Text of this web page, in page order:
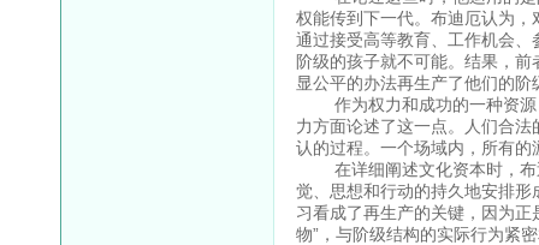
权能传到下一代。布迪厄认为
通过接受高等教育、工作机会
阶级的孩子就不可能。结果，
显公平的办法再生产了他们的阶
作为权力和成功的一种资源
力方面论述了这一点。人们合
认的过程。一个场域内，所有
在详细阐述文化资本时，布
觉、思想和行动的持久地安排
习看成了再生产的关键，因为
物”，与阶级结构的实际行为紧